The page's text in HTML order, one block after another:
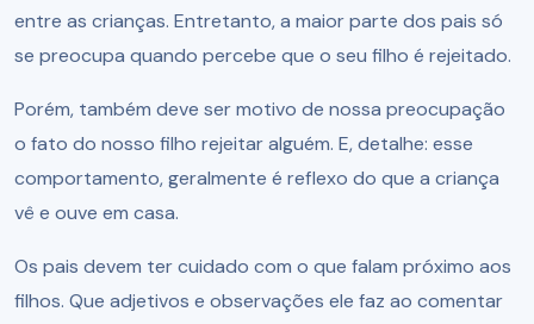
entre as crianças. Entretanto, a maior parte dos pais só
se preocupa quando percebe que o seu filho é rejeitado.
Porém, também deve ser motivo de nossa preocupação
o fato do nosso filho rejeitar alguém. E, detalhe: esse
comportamento, geralmente é reflexo do que a criança
vê e ouve em casa.
Os pais devem ter cuidado com o que falam próximo aos
filhos. Que adjetivos e observações ele faz ao comentar